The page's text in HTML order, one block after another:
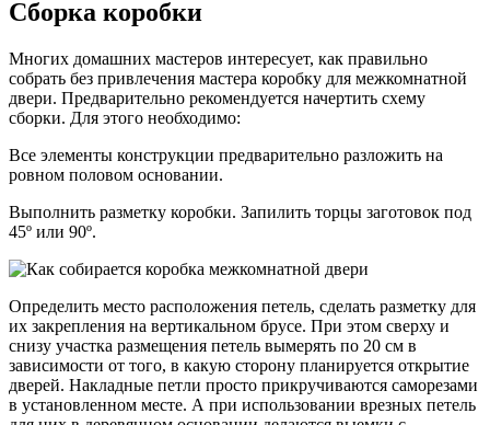
Сборка коробки
Многих домашних мастеров интересует, как правильно
собрать без привлечения мастера коробку для межкомнатной
двери. Предварительно рекомендуется начертить схему
сборки. Для этого необходимо:
Все элементы конструкции предварительно разложить на
ровном половом основании.
Выполнить разметку коробки. Запилить торцы заготовок под
45º или 90º.
Определить место расположения петель, сделать разметку для
их закрепления на вертикальном брусе. При этом сверху и
снизу участка размещения петель вымерять по 20 см в
зависимости от того, в какую сторону планируется открытие
дверей. Накладные петли просто прикручиваются саморезами
в установленном месте. А при использовании врезных петель